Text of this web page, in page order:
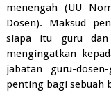
menengah (UU
Dosen). Maksud
siapa itu guru
mengingatkan
jabatan guru-
penting bagi sebuah